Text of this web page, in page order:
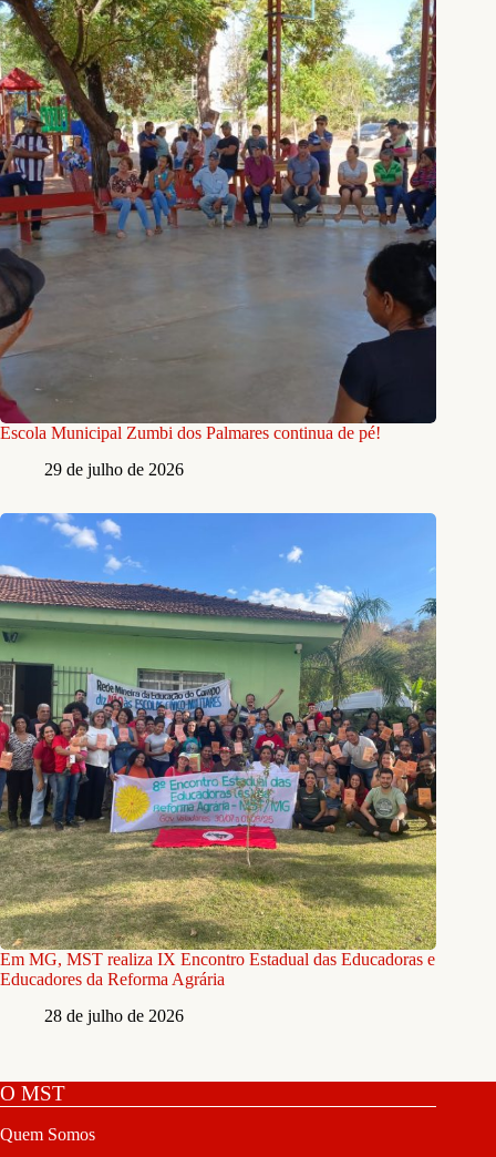
Escola Municipal Zumbi dos Palmares continua de pé!
29 de julho de 2026
Em MG, MST realiza IX Encontro Estadual das Educadoras e
Educadores da Reforma Agrária
28 de julho de 2026
O MST
Quem Somos